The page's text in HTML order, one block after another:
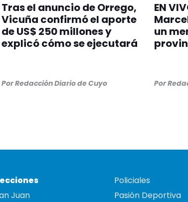
Tras el anuncio de Orrego,
Vicuña confirmó el aporte
de US$ 250 millones y
explicó cómo se ejecutará
PorRedacción Diario de Cuyo
EN
un
Por
Juan
Policiales
Pasión Deportiva